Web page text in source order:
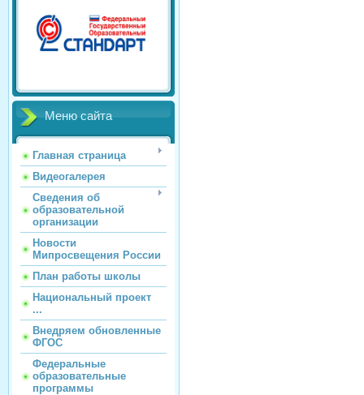
Меню сайта
Главная страница
Видеогалерея
Сведения об
образовательной
организации
Новости
Мипросвещения России
План работы школы
Национальный проект
...
Внедряем обновленные
ФГОС
Федеральные
образовательные
программы